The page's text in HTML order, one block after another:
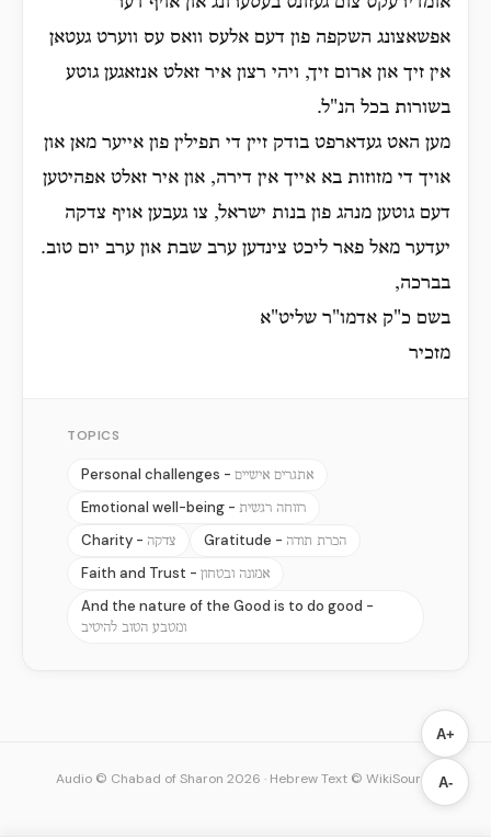
אפשאצונג השקפה פון דעם אלעס וואס עס ווערט געטאן
אין זיך און ארום זיך, ויהי רצון איר זאלט אנזאגען גוטע
בשורות בכל הנ"ל.
מען האט געדארפט בודק זיין די תפילין פון אייער מאן און
אויך די מזוזות בא אייך אין דירה, און איר זאלט אפהיטען
דעם גוטען מנהג פון בנות ישראל, צו געבען אויף צדקה
יעדער מאל פאר ליכט צינדען ערב שבת און ערב יום טוב.
בברכה,
בשם כ"ק אדמו"ר שליט"א
מזכיר
TOPICS
Personal challenges - אתגרים אישיים
Emotional well-being - רווחה רגשית
Charity - צדקה Gratitude - הכרת תודה
Faith and Trust - אמונה ובטחון
And the nature of the Good is to do good -
ומטבע הטוב להיטיב
A+
A-
Audio © Chabad of Sharon 2026 · Hebrew Text © WikiSource